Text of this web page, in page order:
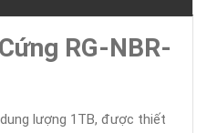
RG-NBR-
lượng 1TB, được thiết